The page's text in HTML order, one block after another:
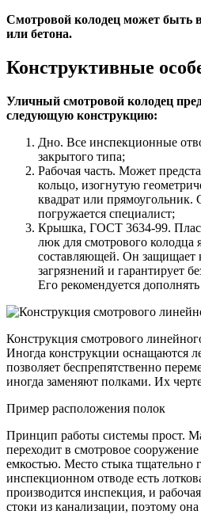
Смотровой колодец может быть
или бетона.
Конструктивные
Уличный смотровой колодец
следующую конструкцию:
Дно. Все инспекционные
закрытого типа;
Рабочая часть. Может
кольцо, изогнутую
квадрат или
погружается специалист;
Крышка, ГОСТ 3634-99.
люк для смотрового колодца
составляющей. Он защищает
загрязнений и гарантирует
Его рекомендуется
Конструкция смотрового
Иногда конструкции оснащаются
позволяет беспрепятственно
иногда заменяют полками. Их
Пример расположения полок
Принцип работы системы прост.
переходит в смотровое
емкостью. Место стыка тщательно
инспекционном отводе есть
производится инспекция, и
стоки из канализации, поэтому